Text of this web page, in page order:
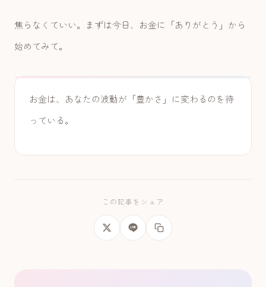
焦らなくていい。まずは今日、お金に「ありがとう」から
始めてみて。
お金は、あなたの波動が「豊かさ」に変わるのを待
っている。
この記事をシェア